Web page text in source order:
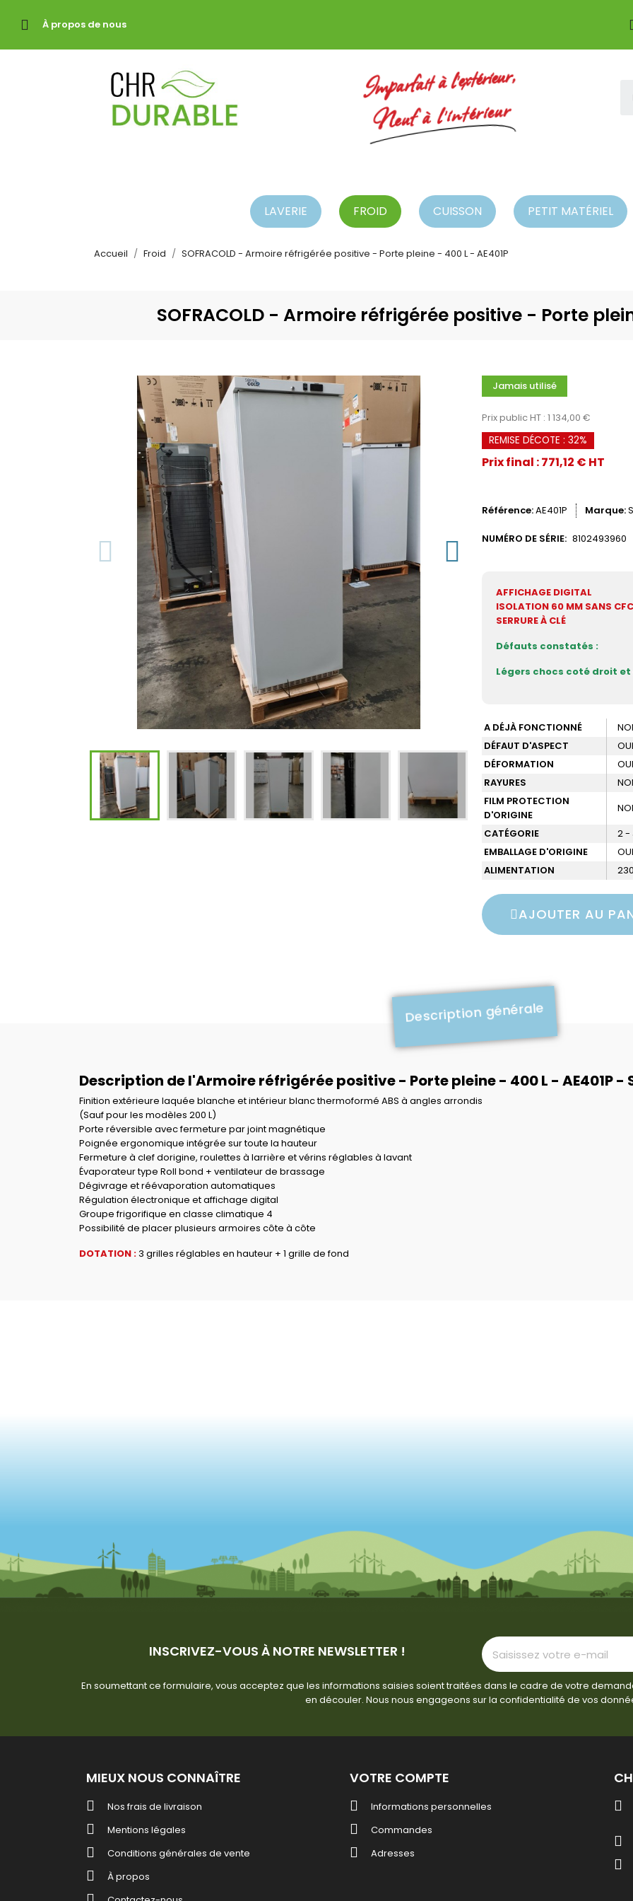
À propos de nous
Imparfait à l'extérieur,
Neuf à l'intérieur
LAVERIE FROID CUISSON PETIT MATÉRIEL
Accueil Froid SOFRACOLD - Armoire réfrigérée positive - Porte pleine - 400 L - AE401P
SOFRACOLD - Armoire réfrigérée positive - Porte
Jamais utilisé
Prix public HT : 1 134,00 €
REMISE DÉCOTE : 32%
Prix final : 771,12 € HT
Référence AE401P Marque
NUMÉRO DE SÉRIE: 8102493960
AFFICHAGE DIGITAL
ISOLATION 60 MM SANS CFC
SERRURE À CLÉ
Défauts constatés :
Légers chocs coté droit
A DÉJÀ FONCTIONNÉ
DÉFAUT D'ASPECT
OUI
DÉFORMATION
OUI
RAYURES
FILM PROTECTION
D'ORIGINE
CATÉGORIE
2 -
EMBALLAGE D'ORIGINE
OUI
ALIMENTATION
AJOUTER AU
Description générale
Description de l'Armoire réfrigérée positive - Porte pleine - 400 L - AE401P -
Finition extérieure laquée blanche et intérieur blanc thermoformé ABS à angles arrondis
(Sauf pour les modèles 200 L)
Porte réversible avec fermeture par joint magnétique
Poignée ergonomique intégrée sur toute la hauteur
Fermeture à clef dorigine, roulettes à larrière et vérins réglables à lavant
Évaporateur type Roll bond + ventilateur de brassage
Dégivrage et réévaporation automatiques
Régulation électronique et affichage digital
Groupe frigorifique en classe climatique 4
Possibilité de placer plusieurs armoires côte à côte
DOTATION :3 grilles réglables en hauteur + 1 grille de fond
INSCRIVEZ-VOUS À NOTRE NEWSLETTER !
En soumettant ce formulaire, vous acceptez que les informations saisies soient traitées dans le cadre de votre
en découler. Nous nous engageons sur la confidentialité de vos
MIEUX NOUS CONNAÎTRE
Nos frais de livraison
Mentions légales
Conditions générales de vente
À propos
VOTRE COMPTE
Informations personnelles
Commandes
Adresses